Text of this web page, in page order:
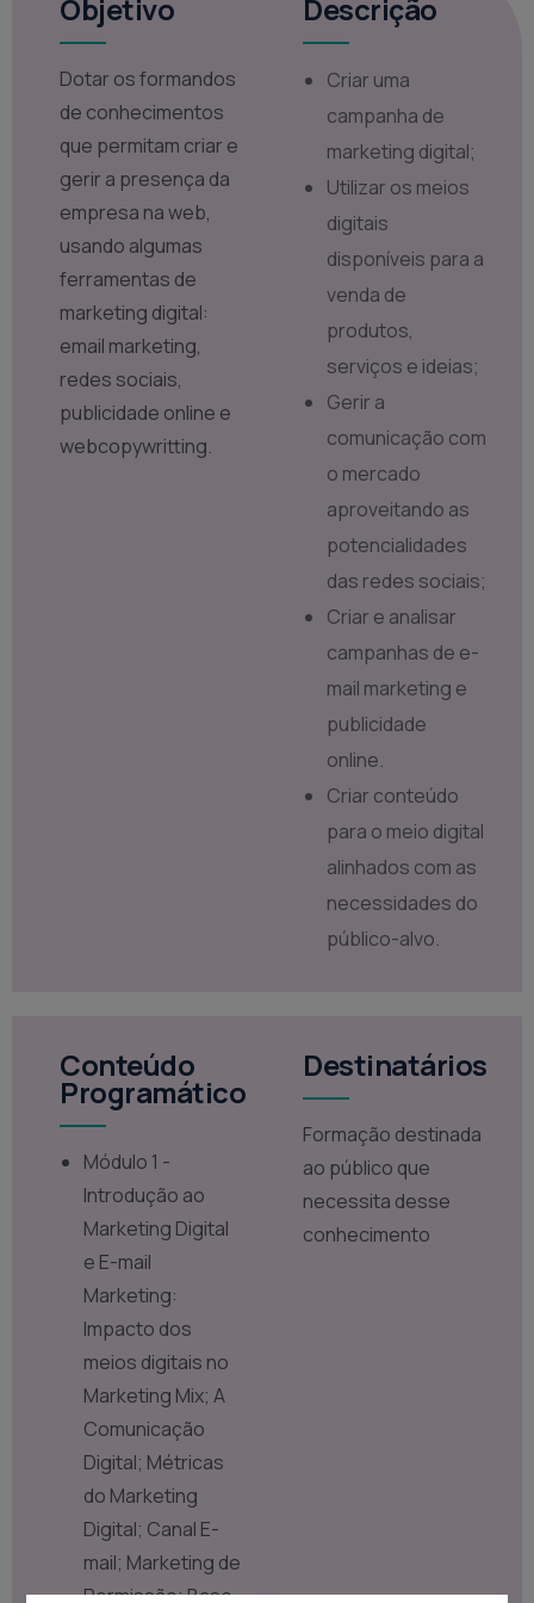
Objetivo
Dotar os formandos
de conhecimentos
que permitam criar e
gerir a presença da
empresa na web,
usando algumas
ferramentas de
marketing digital:
email marketing,
redes sociais,
publicidade online e
webcopywritting.
Descrição
Criar uma
campanha de
marketing digital;
Utilizar os meios
digitais
disponíveis para a
venda de
produtos,
serviços e ideias;
Gerir a
comunicação com
o mercado
aproveitando as
potencialidades
das redes sociais;
Criar e analisar
campanhas de e-
mail marketing e
publicidade
online.
Criar conteúdo
para o meio digital
alinhados com as
necessidades do
público-alvo.
Conteúdo
Programático
Módulo 1 -
Introdução ao
Marketing Digital
e E-mail
Marketing:
Impacto dos
meios digitais no
Marketing Mix; A
Comunicação
Digital; Métricas
do Marketing
Digital; Canal E-
mail; Marketing de
Permissão; Base
Destinatários
Formação destinada
ao público que
necessita desse
conhecimento